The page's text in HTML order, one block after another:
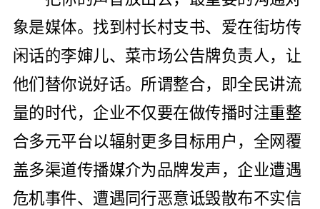
象是媒体。找到村长村支书、爱在街坊传
闲话的李婶儿、菜市场公告牌负责人，让
他们替你说好话。所谓整合，即全民讲流
量的时代，企业不仅要在做传播时注重整
合多元平台以辐射更多目标用户，全网覆
盖多渠道传播媒介为品牌发声，企业遭遇
危机事件、遭遇同行恶意诋毁散布不实信